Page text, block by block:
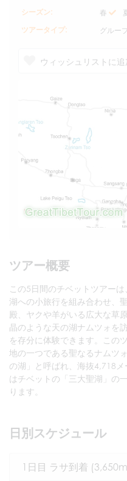
シーズン:
春
ツアータイプ:
グルー
ウィッシュリストに追
ツアー概要
この5日間のチベットツアー
湖への小旅行を組み合わせ、
殿、ヤクや羊がいる広大な草
晶のような天の湖ナムツォを
を存分に体験できます。この
地の一つである聖なるナムツ
の湖」と呼ばれ、海抜4,718
はチベットの「三大聖湖」の
ります。
日別スケジュール
1日目 ラサ到着